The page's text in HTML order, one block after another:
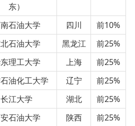
东）
石油大学 四川
前10%
石油大学 黑龙江
前25%
理工大学 上海
前25%
油化工大学 辽宁
前25%
长江大学 湖北
前25%
石油大学 陕西
前25%